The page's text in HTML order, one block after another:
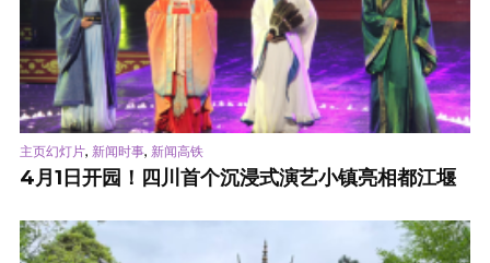
主页幻灯片, 新闻时事, 新闻高铁
4月1日开园！四川首个沉浸式演艺小镇亮相都江堰